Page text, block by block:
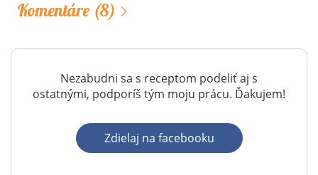
Komentáre (8)
Nezabudni sa s receptom podeliť aj s
ostatnými, podporíš tým moju prácu. Ďakujem!
Zdielaj na facebooku